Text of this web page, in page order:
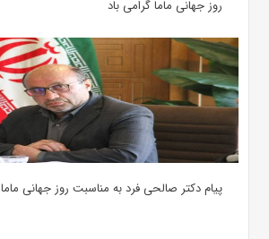
روز جهانی ماما گرامی باد
پیام دکتر صالحی فرد به مناسبت روز جهانی ماما